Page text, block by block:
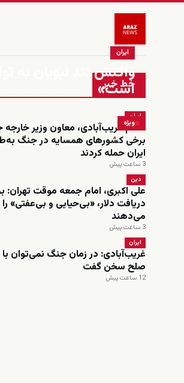
خط خبر
ویژه
ایران
واکنش تند نبویان به
است»
ایران
کاظم غریب‌آبادی، معاون وزیر
برخی کشورهای همسایه در جنگ
ایران حمله کردند
3 ساعت پیش
دین
علی اکبری، امام جمعه موقت تهران:
دریافت دلار، «بی‌حیایی و بی‌عفتی»
می‌دهند
3 ساعت پیش
ایران
غریب‌آبادی: در زمان جنگ نمی‌توان با
صلح سخن گفت
12 ساعت پیش